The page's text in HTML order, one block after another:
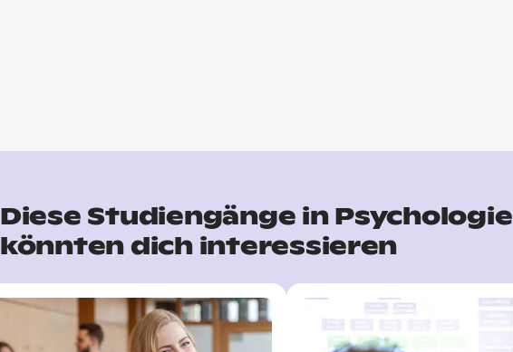
Diese Studiengänge in Psychologie
könnten dich interessieren